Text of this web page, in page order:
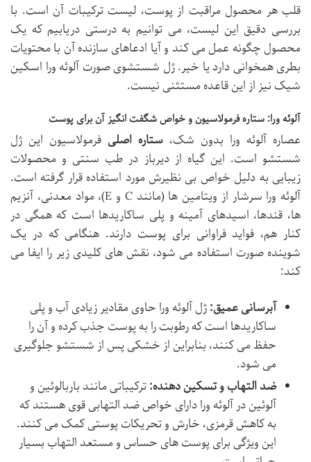
قلب هر محصول مراقبت از پوست، لیست ترکیبات آن است. با
بررسی دقیق این لیست، می توانیم به درستی دریابیم که یک
محصول چگونه عمل می کند و آیا ادعاهای سازنده آن با محتویات
بطری همخوانی دارد یا خیر. ژل شستشوی صورت آلوئه ورا اسکین
شیک نیز از این قاعده مستثنی نیست.
آلوئه ورا: ستاره فرمولاسیون و خواص شگفت انگیز آن برای پوست
عصاره آلوئه ورا بدون شک، ستاره اصلی فرمولاسیون این ژل
شستشو است. این گیاه از دیرباز در طب سنتی و محصولات
زیبایی به دلیل خواص بی نظیرش مورد استفاده قرار گرفته است.
آلوئه ورا سرشار از ویتامین ها (مانند C و E)، مواد معدنی، آنزیم
ها، قندها، اسیدهای آمینه و پلی ساکاریدها است که همگی در
کنار هم، فواید فراوانی برای پوست دارند. هنگامی که در یک
شوینده صورت استفاده می شود، نقش های کلیدی زیر را ایفا می
کند:
آبرسانی عمیق:ژل آلوئه ورا حاوی مقادیر زیادی آب و پلی
ساکاریدها است که رطوبت را به پوست جذب کرده و آن را
حفظ می کنند، بنابراین از خشکی پس از شستشو جلوگیری
می شود.
ضد التهاب و تسکین دهنده:ترکیباتی مانند باربالوئین و
آلوئین در آلوئه ورا دارای خواص ضد التهابی قوی هستند که
به کاهش قرمزی، خارش و تحریکات پوستی کمک می کنند.
این ویژگی برای پوست های حساس و مستعد التهاب بسیار